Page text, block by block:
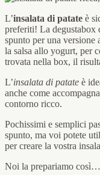
L’insalata di patate è
preferiti! La degustabox
spunto per una versione
la salsa allo yogurt, per
trovata nella box, il
L’insalata di patate è
anche come
contorno ricco.
Pochissimi e semplici
spunto, ma voi potete
per creare la vostra
Noi la prepariamo così…